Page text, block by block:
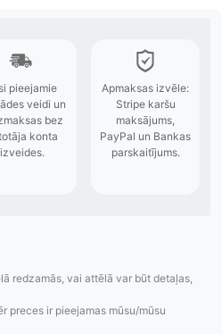
redzamās, vai attēlā var būt detaļas,
preces ir pieejamas mūsu/mūsu